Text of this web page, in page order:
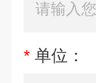
* 单位：